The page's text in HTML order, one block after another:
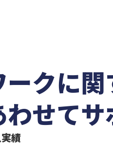
クに
せてサ
績